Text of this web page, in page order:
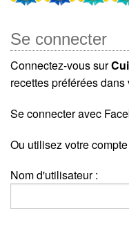
Se connecter
Connectez-vous sur
recettes préférées
Se connecter avec
Ou utilisez votre
Nom d'utilisateur :